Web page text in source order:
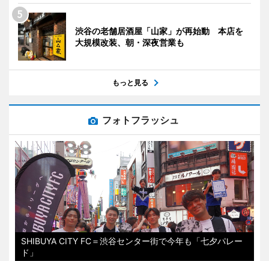
渋谷の老舗居酒屋「山家」が再始動 本店を
大規模改装、朝・深夜営業も
もっと見る
フォトフラッシュ
SHIBUYA CITY FC＝渋谷センター街で今年も「七夕パレー
ド」